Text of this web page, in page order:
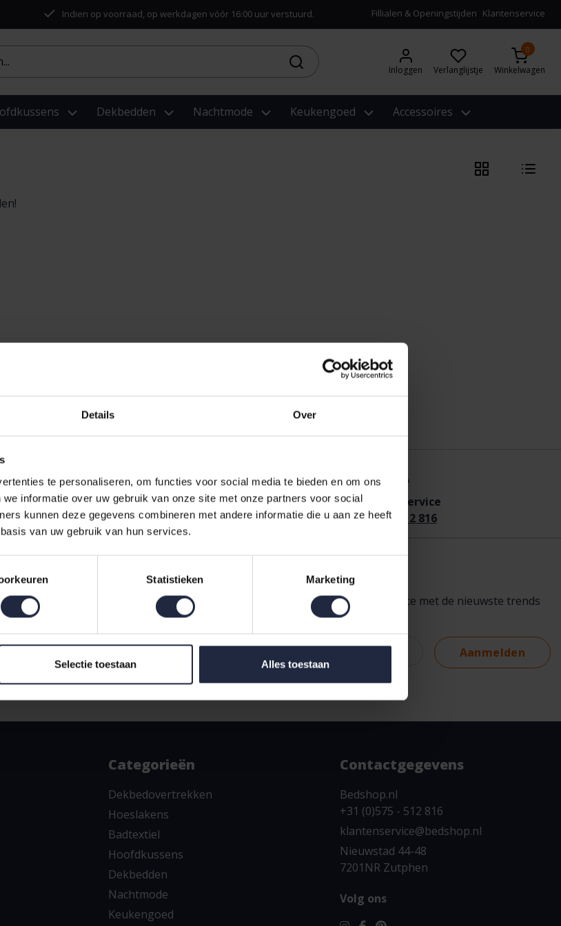
Details Over
te personaliseren, om functies voor social media te bieden en om ons
informatie over uw gebruik van onze site met onze partners voor social
kunnen deze gegevens combineren met andere informatie die u aan ze heeft
van uw gebruik van hun services.
Statistieken Marketing
Selectie toestaan Alles toestaan
Indien op voorraad, op werkdagen vóór 16:00 uur verstuurd. Fillialen & Openingstijden Klantenservice
Inloggen Verlanglijstje
0
Winkelwagen
Dekbedden Nachtmode Keukengoed Accessoires
mogelijk Gratisretour vanaf €100,-
Telefonischbestellen
bel0575 - 512 816
Klantenservice
0575 - 512 816
naar
of kijk op
en vind snel
Inschrijven nieuwsbrief
Word wakker met onze nieuwsbrief en blijf altijd up-to-date met de nieuwste trends
en aanbiedingen!
Aanmelden
Categorieën
Dekbedovertrekken
Hoeslakens
Badtextiel
Hoofdkussens
Dekbedden
Nachtmode
Keukengoed
Contactgegevens
Bedshop.nl
+31 (0)575 - 512 816
klantenservice@bedshop.nl
Nieuwstad 44-48
7201NR Zutphen
Volg ons